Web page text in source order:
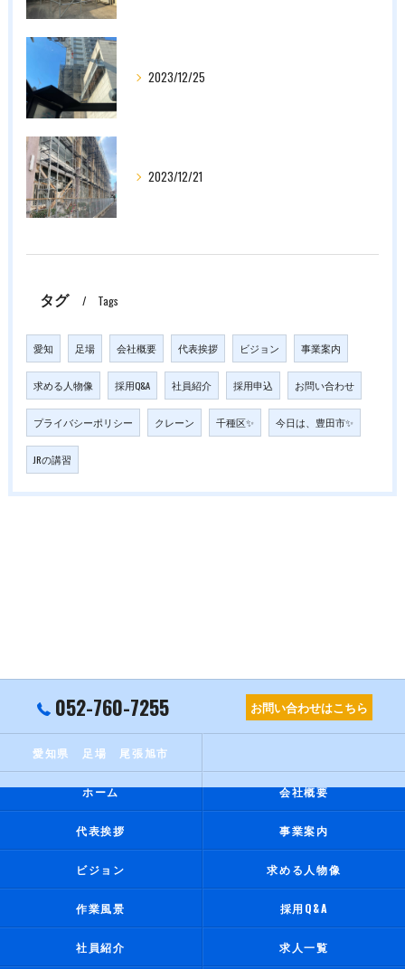
2023/12/25
2023/12/21
タグ Tags
愛知 足場 会社概要 代表挨拶 ビジョン 事業案内
求める人物像 採用Q&A 社員紹介 採用申込 お問い合わせ
プライバシーポリシー クレーン 千種区✨ 今日は、豊田市✨
JRの講習
052-760-7255 お問い合わせはこちら
愛知県 足場 尾張旭市
ホーム 会社概要
代表挨拶 事業案内
ビジョン 求める人物像
作業風景 採用Q&A
社員紹介 求人一覧